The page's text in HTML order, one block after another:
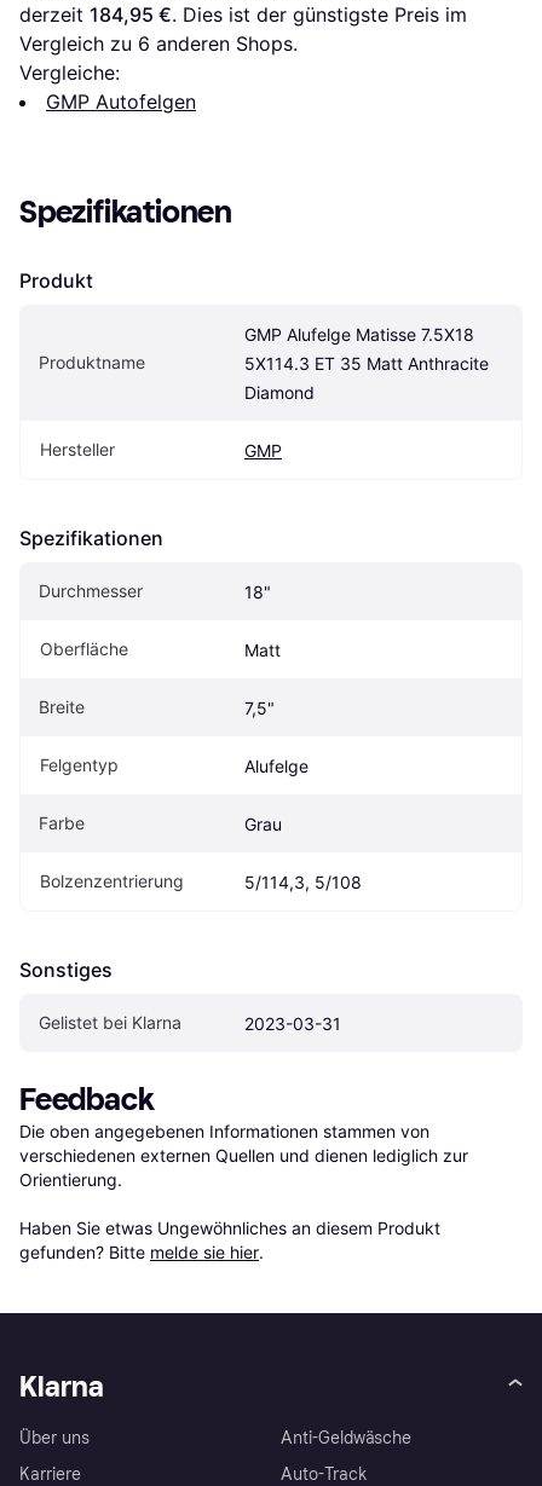
derzeit 184,95 €. Dies ist der günstigste Preis im
Vergleich zu 6 anderen Shops.
Vergleiche:
GMP Autofelgen
Spezifikationen
Produkt
Produktname
GMP Alufelge Matisse 7.5X18
5X114.3 ET 35 Matt Anthracite
Diamond
Hersteller GMP
Spezifikationen
Durchmesser 18"
Oberfläche Matt
Breite 7,5"
Felgentyp Alufelge
Farbe Grau
Bolzenzentrierung 5/114,3, 5/108
Sonstiges
Gelistet bei Klarna 2023-03-31
Feedback
Die oben angegebenen Informationen stammen von
verschiedenen externen Quellen und dienen lediglich zur
Orientierung.
Haben Sie etwas Ungewöhnliches an diesem Produkt
gefunden? Bitte melde sie hier.
Klarna
Über uns
Karriere
Anti-Geldwäsche
Auto-Track